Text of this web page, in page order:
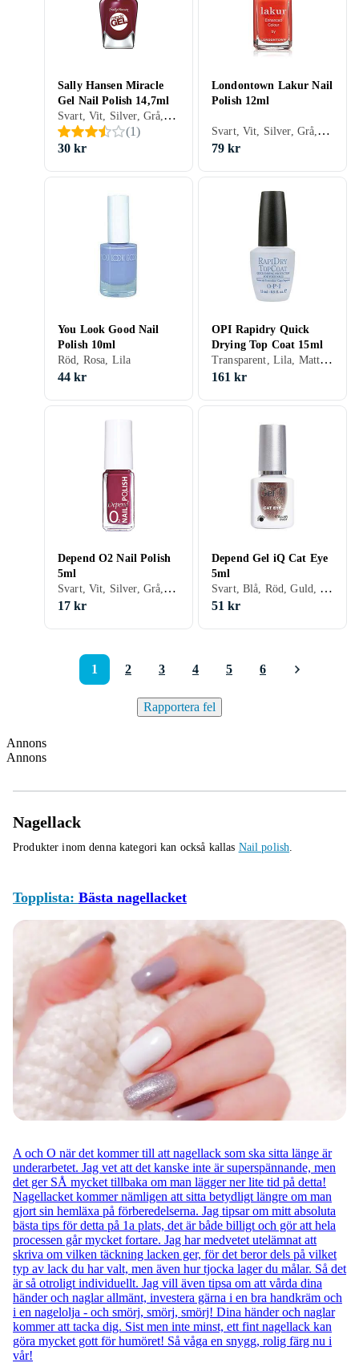
Sally Hansen Miracle
Gel Nail Polish 14,7ml
Svart, Vit, Silver, Grå, Turkos, Brun, Blå, Röd, Gul, Orange, Guld, Transparent, Grön, Beige, Rosa, Lila, Glitter, Matt, Gel, Metallic, Neon, Chrome, Nagellack, Hybridnagellack, Snabbtorkning
(1)
30 kr
Londontown Lakur Nail
Polish 12ml
Svart, Vit, Silver, Grå, Turkos, Brun, Blå, Röd, Gul, Orange, Guld, Grön, Beige, Rosa, Lila, Glitter, Gel, Nagellack, Hybridnagellack, Giftfritt
79 kr
You Look Good Nail
Polish 10ml
Röd, Rosa, Lila
44 kr
OPI Rapidry Quick
Drying Top Coat 15ml
Transparent, Lila, Matt, Nagellack, Torra droppar/spray, Hybridnagellack, Snabbtorkning
161 kr
Depend O2 Nail Polish
5ml
Svart, Vit, Silver, Grå, Brun, Blå, Röd, Gul, Orange, Guld, Transparent, Grön, Beige, Rosa, Lila, Krackelerande, Glitter, Matt, Gel, Holografiskt, Nagellack, Snabbtorkning
17 kr
Depend Gel iQ Cat Eye
5ml
Svart, Blå, Röd, Guld, Grön, Rosa, Lila, Gel, Metallic
51 kr
1 2 3 4 5 6
Rapportera fel
Annons
Annons
Nagellack
Produkter inom denna kategori kan också kallas Nail polish.
Topplista: Bästa nagellacket
A och O när det kommer till att nagellack som ska sitta länge är
underarbetet. Jag vet att det kanske inte är superspännande, men
det ger SÅ mycket tillbaka om man lägger ner lite tid på detta!
Nagellacket kommer nämligen att sitta betydligt längre om man
gjort sin hemläxa på förberedelserna. Jag tipsar om mitt absoluta
bästa tips för detta på 1a plats, det är både billigt och gör att hela
processen går mycket fortare. Jag har medvetet utelämnat att
skriva om vilken täckning lacken ger, för det beror dels på vilket
typ av lack du har valt, men även hur tjocka lager du målar. Så det
är så otroligt individuellt. Jag vill även tipsa om att vårda dina
händer och naglar allmänt, investera gärna i en bra handkräm och
i en nagelolja - och smörj, smörj, smörj! Dina händer och naglar
kommer att tacka dig. Sist men inte minst, ett fint nagellack kan
göra mycket gott för humöret! Så våga en snygg, rolig färg nu i
vår!